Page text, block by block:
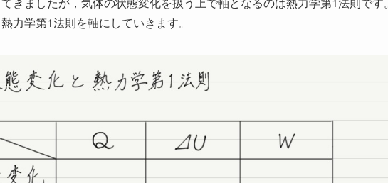
力学第1法則を軸にしていきます。